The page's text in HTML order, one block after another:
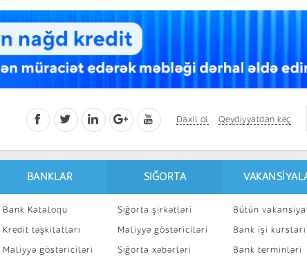
Daxil ol Qeydiyyatdan keç
BANKLAR
Bank Kataloqu
Kredit təşkilatları
Maliyyə göstəriciləri
SIĞORTA
Sığorta şirkətləri
Maliyyə göstəriciləri
Sığorta xəbərləri
Bütün
Bank işi kursları
Bank terminləri